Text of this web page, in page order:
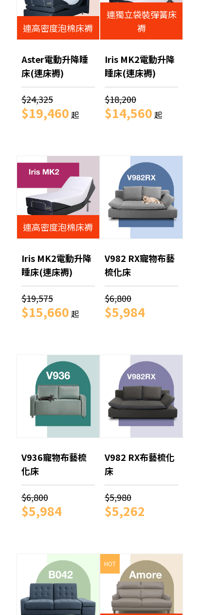
連高密度泡棉床褥
Aster電動升降睡
床(連床褥)
$24,325
$19,460 起
連獨立袋裝彈簧床
褥
Iris MK2電動升降
睡床(連床褥)
$18,200
$14,560 起
連高密度泡棉床褥
Iris MK2電動升降
睡床(連床褥)
$19,575
$15,660 起
V982 RX寵物布藝
梳化床
$6,800
$5,984
V936寵物布藝梳
化床
$6,800
$5,984
V982 RX布藝梳化
床
$5,980
$5,262
HOT